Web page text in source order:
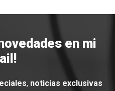
en mi
, noticias exclusivas